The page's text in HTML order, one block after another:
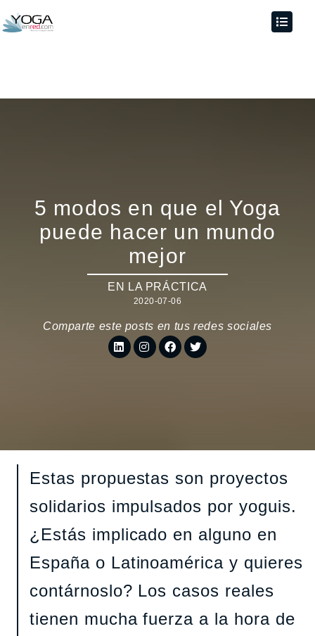
5 modos en que el Yoga
puede hacer un mundo
mejor
EN LA PRÁCTICA
2020-07-06
Comparte este posts en tus redes sociales
Estas propuestas son proyectos
solidarios impulsados por yoguis.
¿Estás implicado en alguno en
España o Latinoamérica y quieres
contárnoslo? Los casos reales
tienen mucha fuerza a la hora de